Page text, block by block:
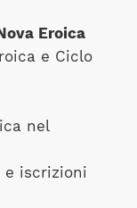
Eroica
e Ciclo
nel
e iscrizioni